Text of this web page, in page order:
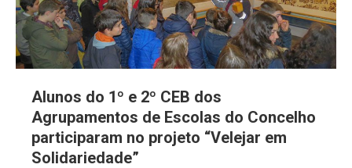
Alunos do 1º e 2º CEB dos
Agrupamentos de Escolas do Concelho
participaram no projeto “Velejar em
Solidariedade”